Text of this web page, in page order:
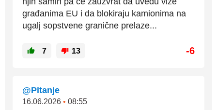
građanima EU i da blokiraju kamionima na
ugalj sopstvene granične prelaze...
7 13 -6
@Pitanje
16.06.2026 • 08:55